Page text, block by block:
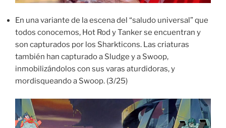
En una variante de la escena del “saludo universal” que
todos conocemos, Hot Rod y Tanker se encuentran y
son capturados por los Sharkticons. Las criaturas
también han capturado a Sludge y a Swoop,
inmobilizándolos con sus varas aturdidoras, y
mordisqueando a Swoop. (3/25)